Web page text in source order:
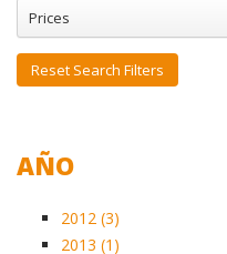
Prices
Reset Search Filters
AÑO
2012 (3)
2013 (1)